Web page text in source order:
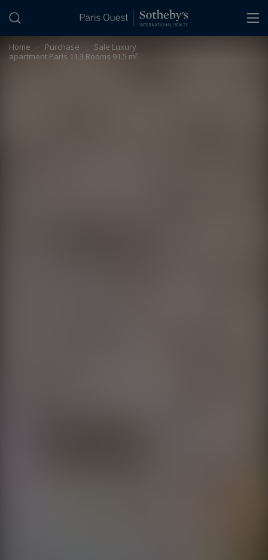
Home > Purchase
Sale Luxury
apartment Paris 11 3 Rooms 91.5 m²